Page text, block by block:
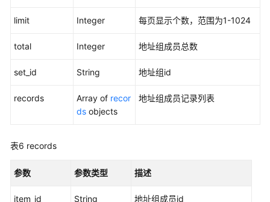
BatchDeleteAddressItems
limit Integer 每页显示个数，范围为1-1024
total Integer 地址组成员总数
set_id String 地址组id
records Array of recor
ds objects
地址组成员记录列表
表6 records
参数 参数类型 描述
item_id String 地址组成员id